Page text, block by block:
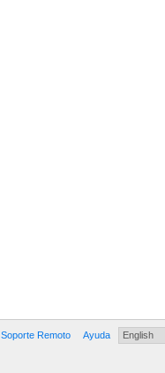
Soporte Remoto Ayuda